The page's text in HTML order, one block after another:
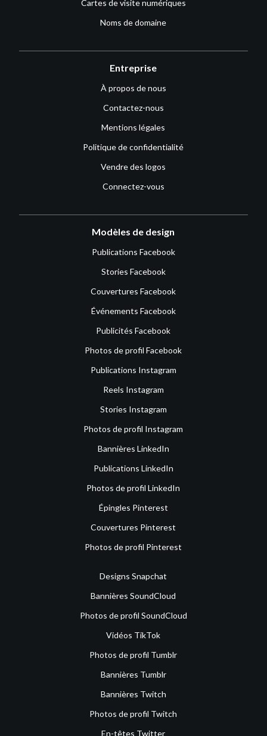
Cartes de visite numériques
Noms de domaine
Entreprise
À propos de nous
Contactez-nous
Mentions légales
Politique de confidentialité
Vendre des logos
Connectez-vous
Modèles de design
Publications Facebook
Stories Facebook
Couvertures Facebook
Événements Facebook
Publicités Facebook
Photos de profil Facebook
Publications Instagram
Reels Instagram
Stories Instagram
Photos de profil Instagram
Bannières LinkedIn
Publications LinkedIn
Photos de profil LinkedIn
Épingles Pinterest
Couvertures Pinterest
Photos de profil Pinterest
Designs Snapchat
Bannières SoundCloud
Photos de profil SoundCloud
Vidéos TikTok
Photos de profil Tumblr
Bannières Tumblr
Bannières Twitch
Photos de profil Twitch
En-têtes Twitter